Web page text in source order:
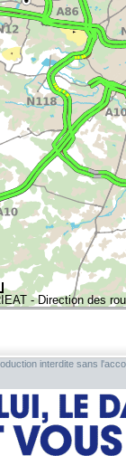
- Direction des
interdite sans